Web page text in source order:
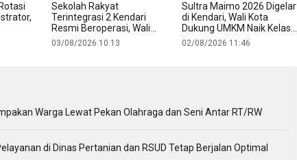
Sekolah Rakyat
Terintegrasi 2 Kendari
Resmi Beroperasi, Wali
Kota Optimistis Tuntaskan
Anak Putus Sekolah
03/08/2026 10:13
Sultra Maimo 2026 Digelar
di Kendari, Wali Kota
Dukung UMKM Naik Kelas
hingga Tembus Pasar
Internasional
02/08/2026 11:46
Warga Lewat Pekan Olahraga dan Seni Antar RT/RW
di Dinas Pertanian dan RSUD Tetap Berjalan Optimal